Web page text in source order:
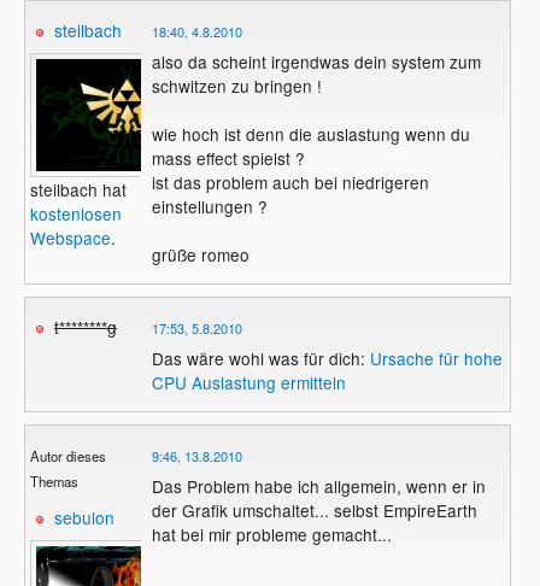
steilbach
steilbach hat
kostenlosen
Webspace.
18:40, 4.8.2010
also da scheint irgendwas dein system zum
schwitzen zu bringen !
wie hoch ist denn die auslastung wenn du
mass effect spielst ?
ist das problem auch bei niedrigeren
einstellungen ?
grüße romeo
t********g 17:53, 5.8.2010
Das wäre wohl was für dich: Ursache für hohe
CPU Auslastung ermitteln
Autor dieses
Themas
sebulon
9:46, 13.8.2010
Das Problem habe ich allgemein, wenn er in
der Grafik umschaltet... selbst EmpireEarth
hat bei mir probleme gemacht...